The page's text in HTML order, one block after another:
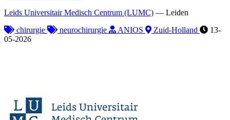
Leids Universitair Medisch Centrum (LUMC) — Leiden
chirurgie
neurochirurgie ANIOS Zuid-Holland
13-
05-2026